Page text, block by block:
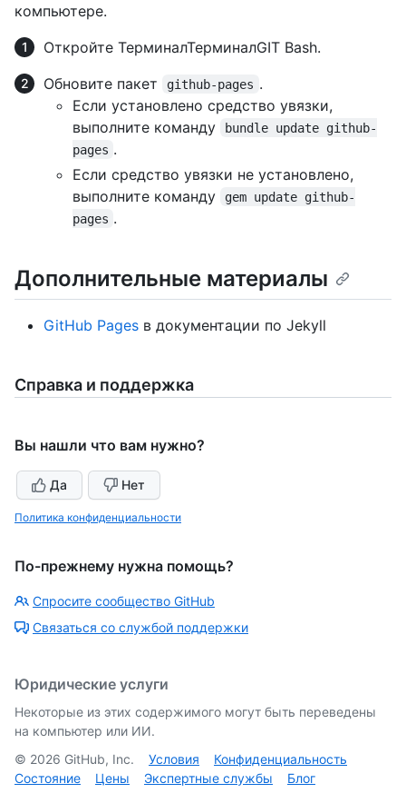
компьютере.
Откройте ТерминалТерминалGIT Bash.
Обновите пакет
github-pages .
Если установлено средство увязки,
выполните команду
bundle update github-
pages .
Если средство увязки не установлено,
выполните команду
gem update github-
pages .
Дополнительные материалы
GitHub Pages в документации по Jekyll
Справка и поддержка
Вы нашли что вам нужно?
Да Нет
Политика конфиденциальности
По-прежнему нужна помощь?
Спросите сообщество GitHub
Связаться со службой поддержки
Юридические услуги
Некоторые из этих содержимого могут быть переведены
на компьютер или ИИ.
© 2026 GitHub, Inc. Условия
Конфиденциальность
Состояние
Цены Экспертные службы Блог